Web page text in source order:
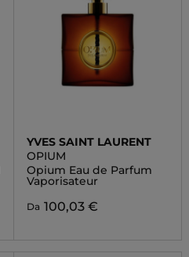
YVES SAINT LAURENT
OPIUM
Opium Eau de Parfum
Vaporisateur
Da 100,03 €